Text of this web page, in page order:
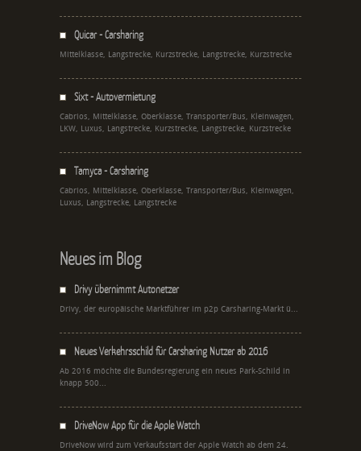
Quicar - Carsharing
Mittelklasse, Langstrecke, Kurzstrecke, Langstrecke, Kurzstrecke
Sixt - Autovermietung
Cabrios, Mittelklasse, Oberklasse, Transporter/Bus, Kleinwagen,
LKW, Luxus, Langstrecke, Kurzstrecke, Langstrecke, Kurzstrecke
Tamyca - Carsharing
Cabrios, Mittelklasse, Oberklasse, Transporter/Bus, Kleinwagen,
Luxus, Langstrecke, Langstrecke
Neues im Blog
Drivy übernimmt Autonetzer
Drivy, der europäische Marktführer im p2p Carsharing-Markt ü...
Neues Verkehrsschild für Carsharing Nutzer ab 2016
Ab 2016 möchte die Bundesregierung ein neues Park-Schild in
knapp 500...
DriveNow App für die Apple Watch
DriveNow wird zum Verkaufsstart der Apple Watch ab dem 24.